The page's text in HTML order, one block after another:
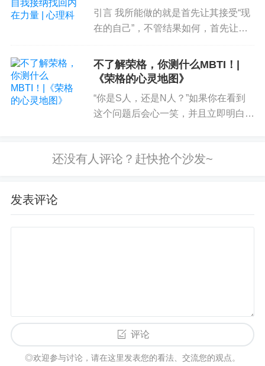
价格，一部分参与者坐在硬木椅子上，其他参与者
坐在软椅上。第一轮出价遭拒后，参与者开始第二
6.5美元，而
上的参与者平均愿意多花1243.6美
元[4]。
也就是说那些商店中的柔软椅子可不是摆设，当你
椅子上时，思想也会变得“坚硬”，倾向于坚持自己原
讲到这里，大家或许也就明白了，为什么爱抚、抱
[5]。
但怎样的抚摸才是最舒适的呢？研究者给了以下的
引言 我所能做的就是首先让其接受“现
在的自己”，不管结果如何，首先让其
的勇气》[1] 我们很多人会认为，决定
幸福的关键是一些被量化的外在条件，
不了解荣格，你测什么MBTI！|
《荣格的心灵地图》
“你是S人，还是N人？”如果你在看到
这个问题后会心一笑，并且立即明白提
知功能的两个取向——感觉
发表评论
评论
◎欢迎参与讨论，请在这里发表您的看法、交流您的观点。